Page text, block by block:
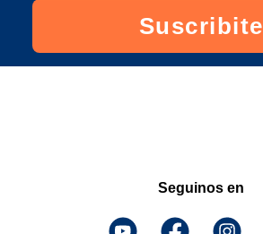
Suscribite
Seguinos en